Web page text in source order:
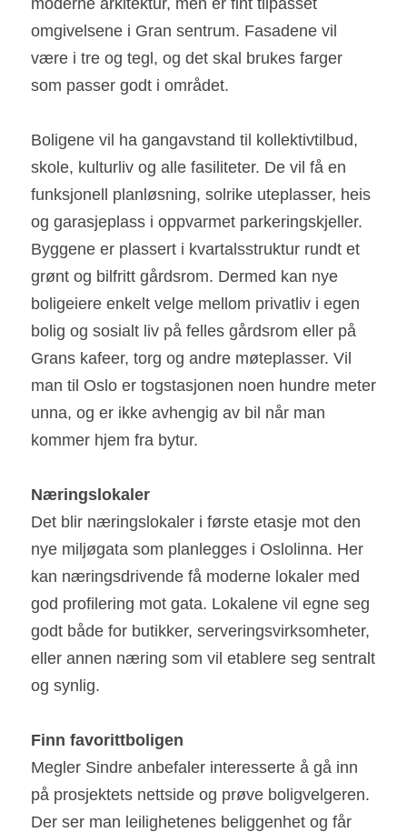
moderne arkitektur, men er fint tilpasset
omgivelsene i Gran sentrum. Fasadene vil
være i tre og tegl, og det skal brukes farger
som passer godt i området.
Boligene vil ha gangavstand til kollektivtilbud,
skole, kulturliv og alle fasiliteter. De vil få en
funksjonell planløsning, solrike uteplasser, heis
og garasjeplass i oppvarmet parkeringskjeller.
Byggene er plassert i kvartalsstruktur rundt et
grønt og bilfritt gårdsrom. Dermed kan nye
boligeiere enkelt velge mellom privatliv i egen
bolig og sosialt liv på felles gårdsrom eller på
Grans kafeer, torg og andre møteplasser. Vil
man til Oslo er togstasjonen noen hundre meter
unna, og er ikke avhengig av bil når man
kommer hjem fra bytur.
Næringslokaler
Det blir næringslokaler i første etasje mot den
nye miljøgata som planlegges i Oslolinna. Her
kan næringsdrivende få moderne lokaler med
god profilering mot gata. Lokalene vil egne seg
godt både for butikker, serveringsvirksomheter,
eller annen næring som vil etablere seg sentralt
og synlig.
Finn favorittboligen
Megler Sindre anbefaler interesserte å gå inn
på prosjektets nettside og prøve boligvelgeren.
Der ser man leilighetenes beliggenhet og får